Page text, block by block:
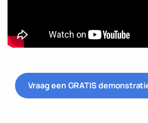
Vraag een GRATIS